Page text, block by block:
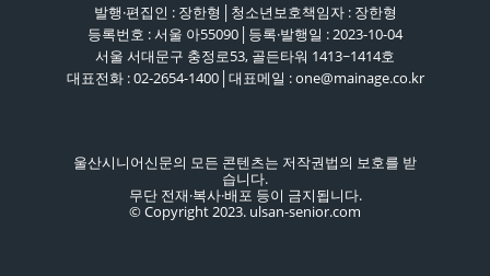
발행·편집인 : 장한형│청소년보호책임자 : 장한형
등록번호 : 서울 아55090│등록·발행일 : 2023-10-04
서울 서대문구 충정로53, 골든타워 1413~1414호
대표전화 : 02-2654-1400│대표메일 : one@mainage.co.kr
울산시니어신문의 모든 콘텐츠는 저작권법의 보호를 받
습니다.
무단 전재·복사·배포 등이 금지됩니다.
© Copyright 2023. ulsan-senior.com